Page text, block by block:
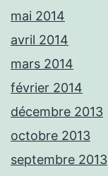
mai 2014
avril 2014
mars 2014
février 2014
décembre 2013
octobre 2013
septembre 2013